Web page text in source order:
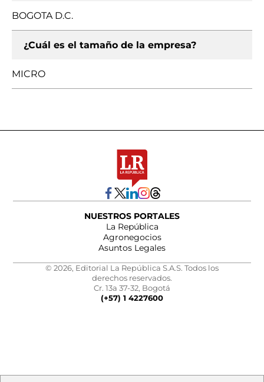
BOGOTA D.C.
¿Cuál es el tamaño de la empresa?
MICRO
NUESTROS PORTALES
La República
Agronegocios
Asuntos Legales
© 2026, Editorial La República S.A.S. Todos los
derechos reservados.
Cr. 13a 37-32, Bogotá
(+57) 1 4227600